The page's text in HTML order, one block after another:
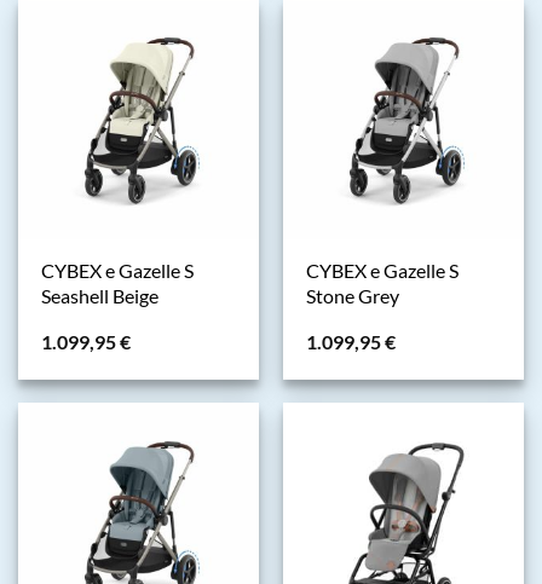
CYBEX e Gazelle S
Seashell Beige
1.099,95€
CYBEX e Gazelle S
Stone Grey
1.099,95€